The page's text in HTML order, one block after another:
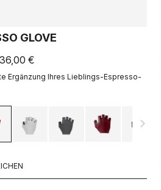
GLOVE
36,00 €
Ergänzung Ihres Lieblings-Espresso-
navigate_next